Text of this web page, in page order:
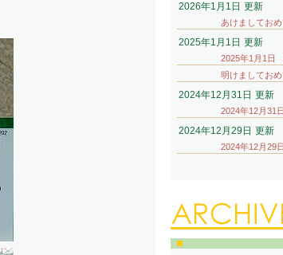
2026年1月1日 更新
あけましてお
2025年1月1日 更新
2025年1月1日
明けましてお
2024年12月31日 更新
2024年12月31
2024年12月29日 更新
2024年12月29